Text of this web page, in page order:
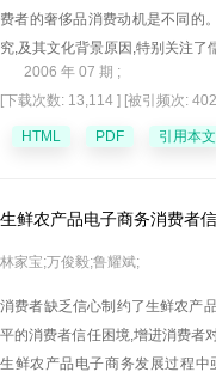
费者的奢侈品消费动机是不同的
究,及其文化背景原因,特别关注了
费者的奢侈品消费动机进行了实
议。
2006 年 07 期 ;
[下载次数: 13,114 ] [被引频次:
HTML PDF 引用本文
生鲜农产品电子商务消费者
林家宝;万俊毅;鲁耀斌;
消费者缺乏信心制约了生鲜农产
平的消费者信任困境,增进消费者
生鲜农产品电子商务发展过程